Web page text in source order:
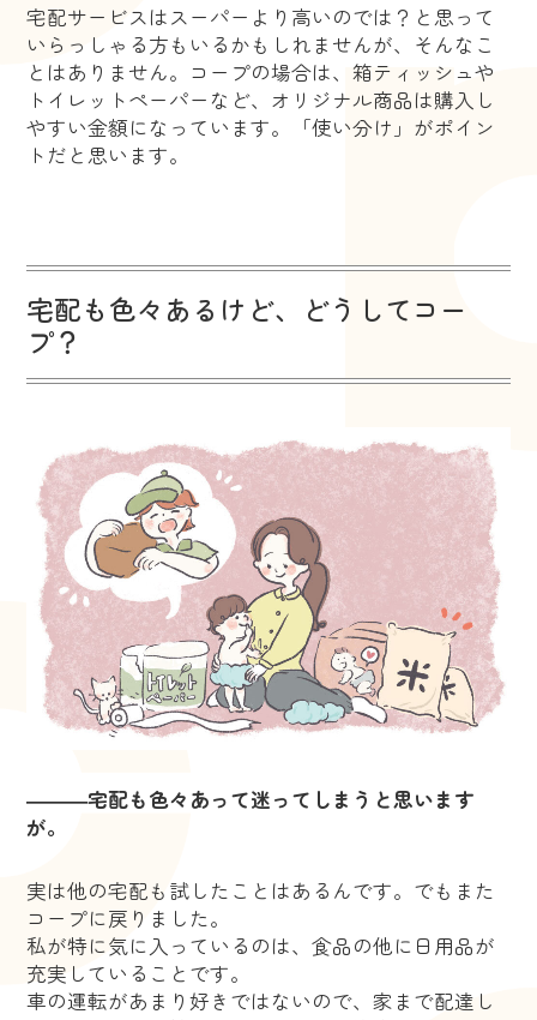
宅配サービスはスーパーより高いのでは？と思って
いらっしゃる方もいるかもしれませんが、そんなこ
とはありません。コープの場合は、箱ティッシュや
トイレットペーパーなど、オリジナル商品は購入し
やすい金額になっています。「使い分け」がポイン
トだと思います。
宅配も色々あるけど、どうしてコー
プ？
―――宅配も色々あって迷ってしまうと思います
が。
実は他の宅配も試したことはあるんです。でもまた
コープに戻りました。
私が特に気に入っているのは、食品の他に日用品が
充実していることです。
車の運転があまり好きではないので、家まで配達し